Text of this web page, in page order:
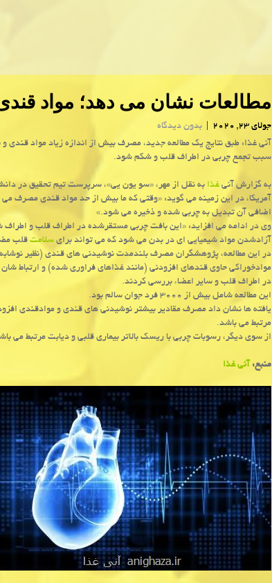
مطالعات نشان می دهد؛ مواد
جولای 23, 2020
بدون دیدگاه
آنی غذا: طبق نتایج یك مطالعه جدید، مصرف بیش از اندازه زیاد مواد قندی
سبب تجمع چربی در اطراف قلب و شكم شود.
به گزارش آنی غذا به نقل از مهر، «سو یون یی»، سرپرست تیم تحقیق در
آمریکا، در این زمینه می گوید: «وقتی که ما بیش از حد مواد قندی مصرف می
اضافی آن تبدیل به چربی شده و ذخیره می شود.»
وی در ادامه می افزاید: «این بافت چربی مستقرشده در اطراف قلب و
آزادشدن مواد شیمیایی ای در بدن می شود که می تواند برای سلامت قلب
در این مطالعه، پژوهشگران مصرف بلندمدت نوشیدنی های قندی (نظیر
موادخوراکی حاوی قندهای افزودنی (مانند غذاهای فراوری شده) و ارتباط شان
در اطراف قلب و سایر اعضاء بررسی کردند.
این مطالعه شامل بیش از ۳۰۰۰ فرد جوان سالم بود.
مرتبط می باشد.
از سوی دیگر، رسوبات چربی با ریسک بالاتر بیماری قلبی و دیابت مرتبط می
منبع: آنی غذا